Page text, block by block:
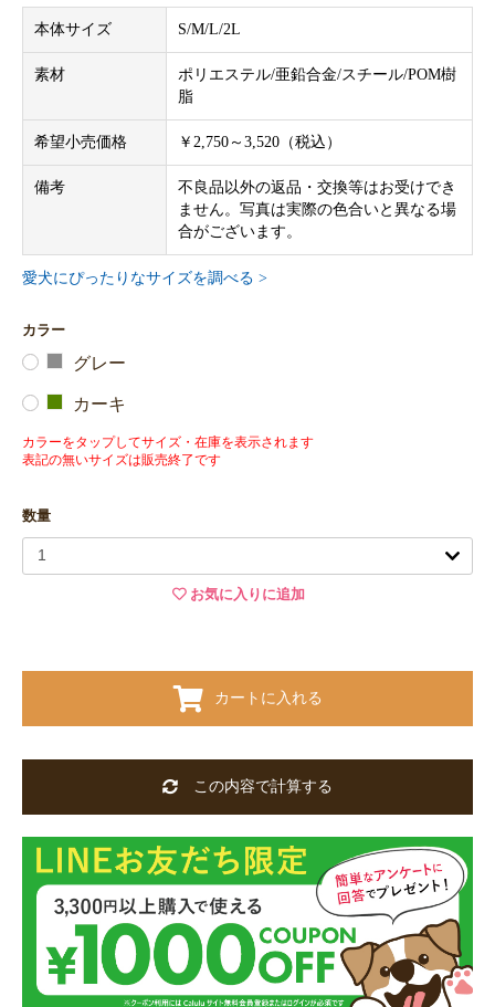
本体サイズ S/M/L/2L
素材
ポリエステル/亜鉛合金/スチール/POM樹
脂
希望小売価格 ￥2,750～3,520（税込）
備考
不良品以外の返品・交換等はお受けでき
ません。写真は実際の色合いと異なる場
合がございます。
愛犬にぴったりなサイズを調べる >
カラー
グレー
カーキ
カラーをタップしてサイズ・在庫を表示されます
表記の無いサイズは販売終了です
数量
お気に入りに追加
カートに入れる
この内容で計算する